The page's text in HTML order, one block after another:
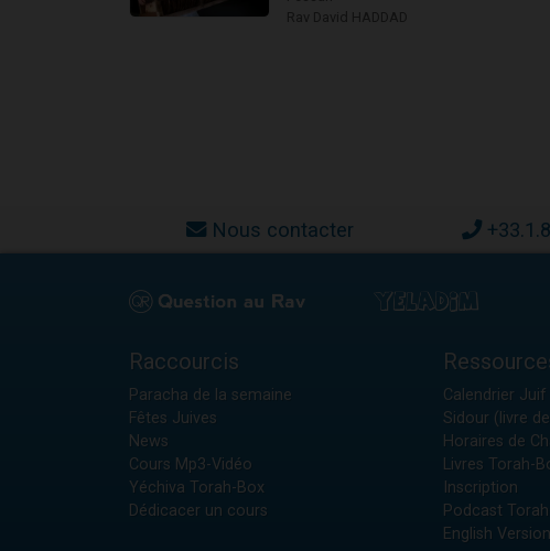
Nous contacter
Raccourcis
Paracha de la semaine
Fêtes Juives
News
Cours Mp3-Vidéo
Yéchiva Torah-Box
Dédicacer un cours
Calendrier Juif
Sidour (livre
Horaires de
Livres Torah-
Inscription
Podcast
English Version